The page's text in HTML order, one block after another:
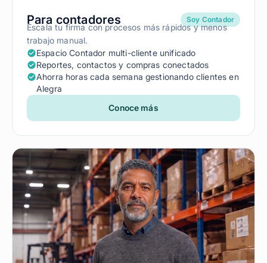
Para contadores Soy Contador
Escala tu firma con procesos más rápidos y menos
trabajo manual.
Espacio Contador multi-cliente unificado
Reportes, contactos y compras conectados
Ahorra horas cada semana gestionando clientes en
Alegra
Conoce más